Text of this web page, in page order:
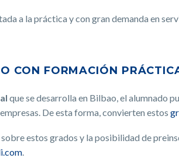
a la práctica y con gran demanda en
CON FORMACIÓN
que se desarrolla en Bilbao, el alumnado
De esta forma, convierten estos
estos grados y la posibilidad de